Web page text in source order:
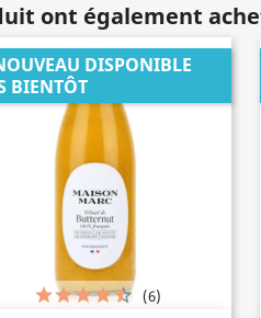
ont également
(6)
DISPONIBLE
BIENTÔT